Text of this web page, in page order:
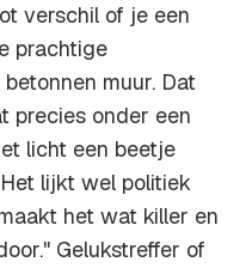
verschil of je een
prachtige
muur. Dat
precies onder een
licht een beetje
lijkt wel politiek
het wat killer en
Gelukstreffer of